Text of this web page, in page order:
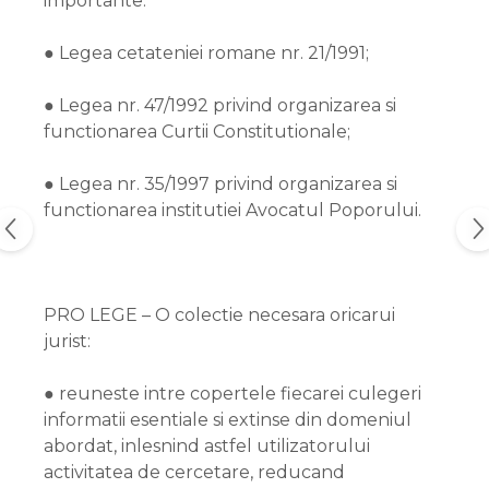
● Legea cetateniei romane nr. 21/1991;
● Legea nr. 47/1992 privind organizarea si
functionarea Curtii Constitutionale;
● Legea nr. 35/1997 privind organizarea si
functionarea institutiei Avocatul Poporului.
PRO LEGE – O colectie necesara oricarui
jurist:
● reuneste intre copertele fiecarei culegeri
informatii esentiale si extinse din domeniul
abordat, inlesnind astfel utilizatorului
activitatea de cercetare, reducand